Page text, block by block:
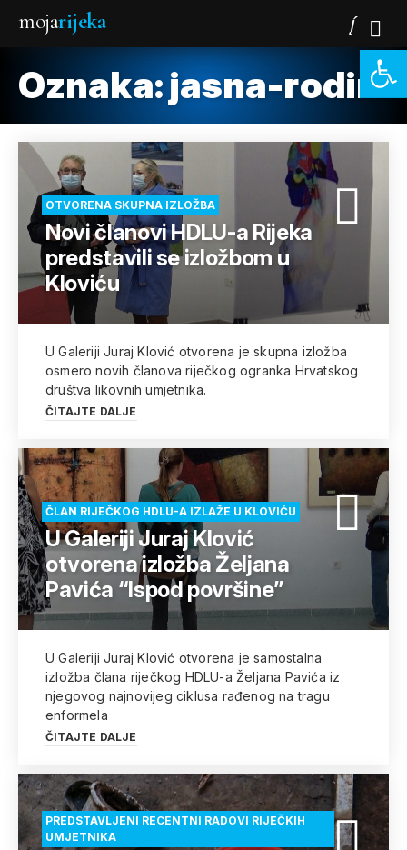
mojarijeka
Oznaka:jasna-rodin
OTVORENA SKUPNA IZLOŽBA
Novi članovi HDLU-a Rijeka
predstavili se izložbom u
Kloviću
U Galeriji Juraj Klović otvorena je skupna izložba
osmero novih članova riječkog ogranka Hrvatskog
društva likovnih umjetnika.
ČITAJTE DALJE
ČLAN RIJEČKOG HDLU-A IZLAŽE U KLOVIĆU
U Galeriji Juraj Klović
otvorena izložba Željana
Pavića “Ispod površine”
U Galeriji Juraj Klović otvorena je samostalna
izložba člana riječkog HDLU-a Željana Pavića iz
njegovog najnovijeg ciklusa rađenog na tragu
enformela
ČITAJTE DALJE
PREDSTAVLJENI RECENTNI RADOVI RIJEČKIH
UMJETNIKA